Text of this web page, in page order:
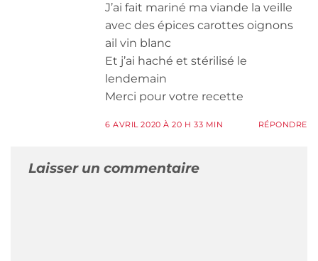
J’ai fait mariné ma viande la veille
avec des épices carottes oignons
ail vin blanc
Et j’ai haché et stérilisé le
lendemain
Merci pour votre recette
6 AVRIL 2020 À 20 H 33 MIN RÉPONDRE
Laisser un commentaire